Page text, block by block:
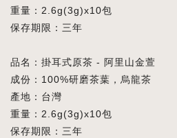
重量：2.6g(3g)x10包
保存期限：三年
品名：掛耳式原茶 - 阿里山金萱
成份：100%研磨茶葉，烏龍茶
產地：台灣
重量：2.6g(3g)x10包
保存期限：三年